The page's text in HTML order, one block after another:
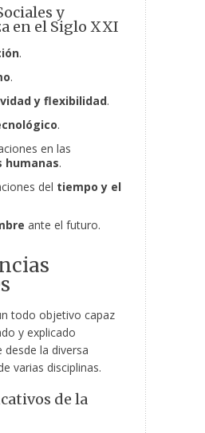
y
en el Siglo XXI
.
.
y flexibilidad.
.
en las
humanas.
del tiempo y el
ante el futuro.
todo objetivo capaz
y explicado
la diversa
varias disciplinas.
de la